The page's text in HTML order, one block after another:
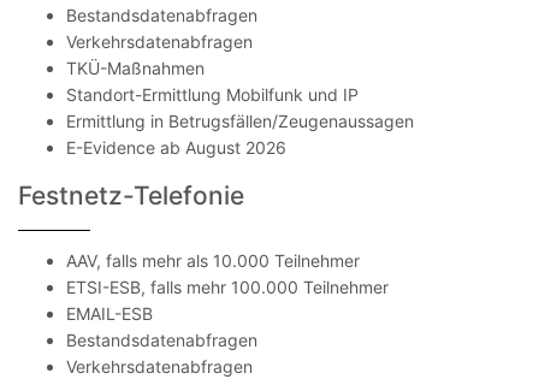
Bestandsdatenabfragen
Verkehrsdatenabfragen
TKÜ-Maßnahmen
Standort-Ermittlung Mobilfunk und IP
Ermittlung in Betrugsfällen/Zeugenaussagen
E-Evidence ab August 2026
Festnetz-Telefonie
AAV, falls mehr als 10.000 Teilnehmer
ETSI-ESB, falls mehr 100.000 Teilnehmer
EMAIL-ESB
Bestandsdatenabfragen
Verkehrsdatenabfragen